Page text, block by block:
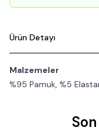
Ürün Detayı
Malzemeler
%95 Pamuk, %5